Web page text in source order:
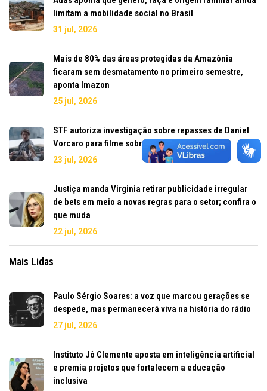
limitam a mobilidade social no Brasil
31 jul, 2026
Mais de 80% das áreas protegidas da Amazônia
ficaram sem desmatamento no primeiro semestre,
aponta Imazon
25 jul, 2026
STF autoriza investigação sobre repasses de Daniel
Vorcaro para filme sobre Jair Bolsonaro
23 jul, 2026
Justiça manda Virginia retirar publicidade irregular
de bets em meio a novas regras para o setor; confira o
que muda
22 jul, 2026
Mais Lidas
Paulo Sérgio Soares: a voz que marcou gerações se
despede, mas permanecerá viva na história do rádio
27 jul, 2026
Instituto Jô Clemente aposta em inteligência artificial
e premia projetos que fortalecem a educação
inclusiva